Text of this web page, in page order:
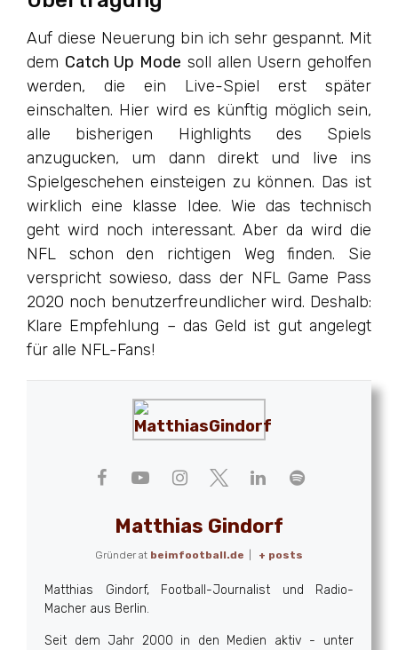
Auf diese Neuerung bin ich sehr gespannt. Mit
dem Catch Up Mode soll allen Usern geholfen
werden, die ein Live-Spiel erst später
einschalten. Hier wird es künftig möglich sein,
alle bisherigen Highlights des Spiels
anzugucken, um dann direkt und live ins
Spielgeschehen einsteigen zu können. Das ist
wirklich eine klasse Idee. Wie das technisch
geht wird noch interessant. Aber da wird die
NFL schon den richtigen Weg finden. Sie
verspricht sowieso, dass der NFL Game Pass
2020 noch benutzerfreundlicher wird. Deshalb:
Klare Empfehlung – das Geld ist gut angelegt
für alle NFL-Fans!
Matthias Gindorf
Gründer at beimfootball.de + posts
Matthias Gindorf, Football-Journalist und Radio-
Macher aus Berlin.
Seit dem Jahr 2000 in den Medien aktiv - unter